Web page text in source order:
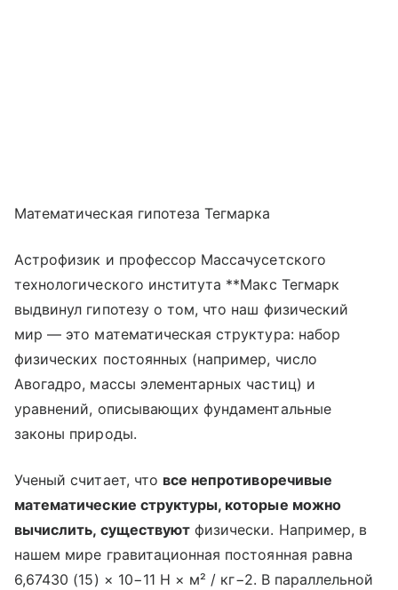
Математическая гипотеза Тегмарка
Астрофизик и профессор Массачусетского
технологического института **Макс Тегмарк
выдвинул гипотезу о том, что наш физический
мир — это математическая структура: набор
физических постоянных (например, число
Авогадро, массы элементарных частиц) и
уравнений, описывающих фундаментальные
законы природы.
Ученый считает, что все непротиворечивые
математические структуры, которые можно
вычислить, существуют физически. Например, в
нашем мире гравитационная постоянная равна
6,67430 (15) × 10−11 Н × м² / кг−2. В параллельной